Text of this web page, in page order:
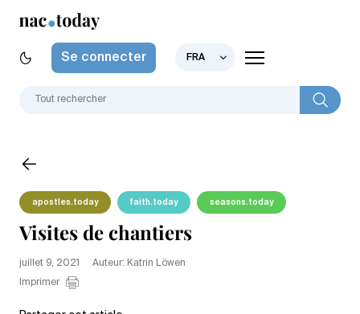
Se connecter FRA
apostles.today faith.today seasons.today
Visites de chantiers
juillet 9, 2021
Auteur: Katrin Löwen
Imprimer